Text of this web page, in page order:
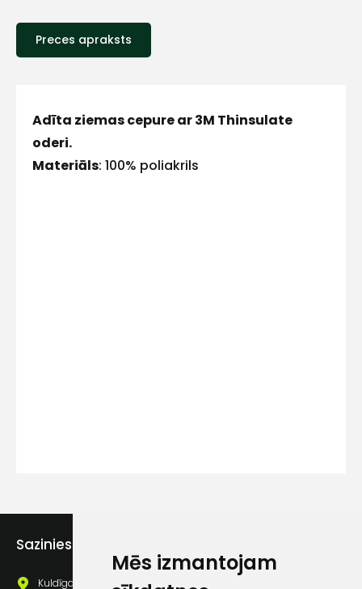
Mēs izmantojam
Preces apraksts
Adīta ziemas cepure ar 3M Thinsulate
oderi.
Materiāls: 100% poliakrils
Sazinies ar mums
Kuldīgas iela 69a, Saldus, Saldus nov., LV - 3801
Piekrītu saņemt
pastā